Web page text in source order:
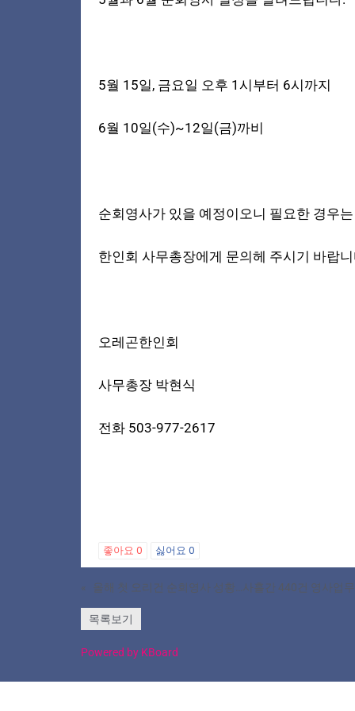
5월 15일, 금요일 오후 1시부터 6시까지
6월 10일(수)~12일(금)까비
순회영사가 있을 예정이오니 필요한 경우는
한인회 사무총장에게 문의헤 주시기 바랍
오레곤한인회
사무총장 박현식
전화 503-977-2617
좋아요 0 싫어요 0
« 올해 첫 오리건 순회영사 성황…사흘간 440건 영사업
목록보기
Powered by KBoard